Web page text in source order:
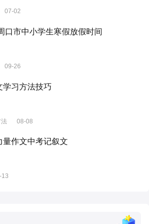
07-02
口市中小学生寒假放假时间
09-26
学习方法技巧
08-08
量作文中考记叙文
13